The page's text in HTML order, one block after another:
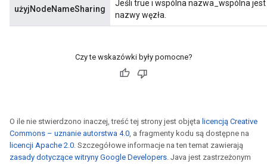
użyjNodeNameSharing
Jeśli true i wspólna nazwa_wspólna
nazwy węzła.
Czy te wskazówki były pomocne?
O ile nie stwierdzono inaczej, treść tej strony jest objęta licencją Creative
Commons – uznanie autorstwa 4.0, a fragmenty kodu są dostępne na
licencji Apache 2.0. Szczegółowe informacje na ten temat zawierają
zasady dotyczące witryny Google Developers. Java jest zastrzeżonym